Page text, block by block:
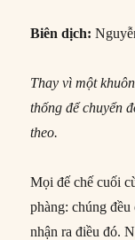
Biên dịch:
Thay vì một
thống để chuyển
theo.
Mọi đế chế cuối
phàng: chúng
nhận ra điều đó.